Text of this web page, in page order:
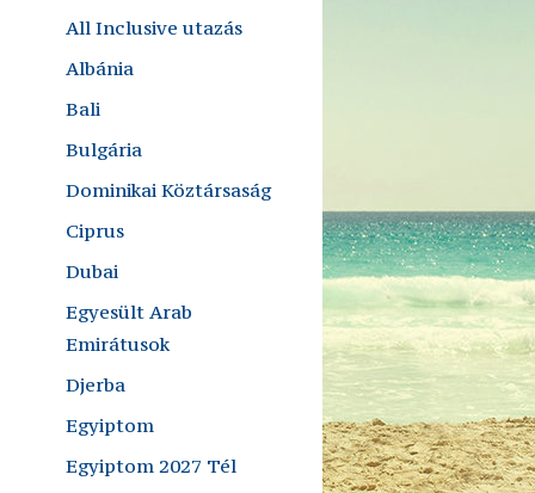
All Inclusive utazás
Albánia
Bali
Bulgária
Dominikai Köztársaság
Ciprus
Dubai
Egyesült Arab
Emirátusok
Djerba
Egyiptom
Egyiptom 2027 Tél